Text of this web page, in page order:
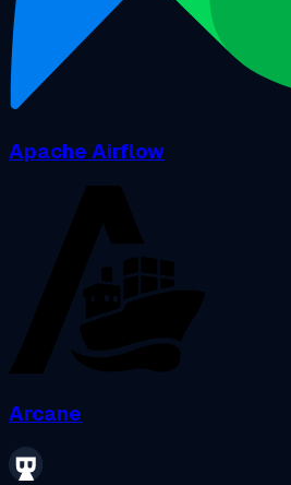
Apache Airflow
Arcane